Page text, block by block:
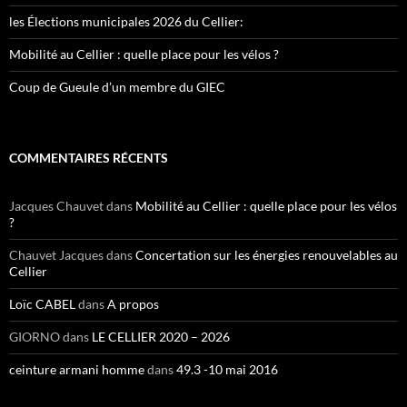
les Élections municipales 2026 du Cellier:
Mobilité au Cellier : quelle place pour les vélos ?
Coup de Gueule d’un membre du GIEC
COMMENTAIRES RÉCENTS
Jacques Chauvetdans Mobilité au Cellier : quelle place pour les vélos
?
Chauvet JacquesdansConcertation sur les énergies renouvelables au
Cellier
Loïc CABELdansA propos
GIORNOdans LE CELLIER 2020 – 2026
ceinture armani hommedans49.3 -10 mai 2016